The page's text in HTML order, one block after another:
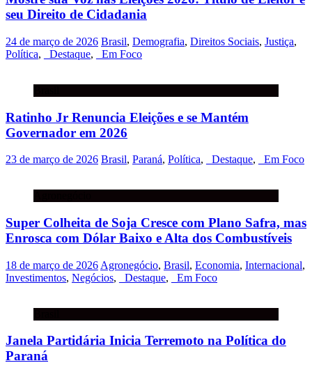
seu Direito de Cidadania
24 de março de 2026 Brasil, Demografia, Direitos Sociais, Justiça,
Política, _Destaque, _Em Foco
Ratinho Jr Renuncia Eleições e se Mantém
Governador em 2026
23 de março de 2026 Brasil, Paraná, Política, _Destaque, _Em Foco
Super Colheita de Soja Cresce com Plano Safra, mas
Enrosca com Dólar Baixo e Alta dos Combustíveis
18 de março de 2026 Agronegócio, Brasil, Economia, Internacional,
Investimentos, Negócios, _Destaque, _Em Foco
Janela Partidária Inicia Terremoto na Política do
Paraná